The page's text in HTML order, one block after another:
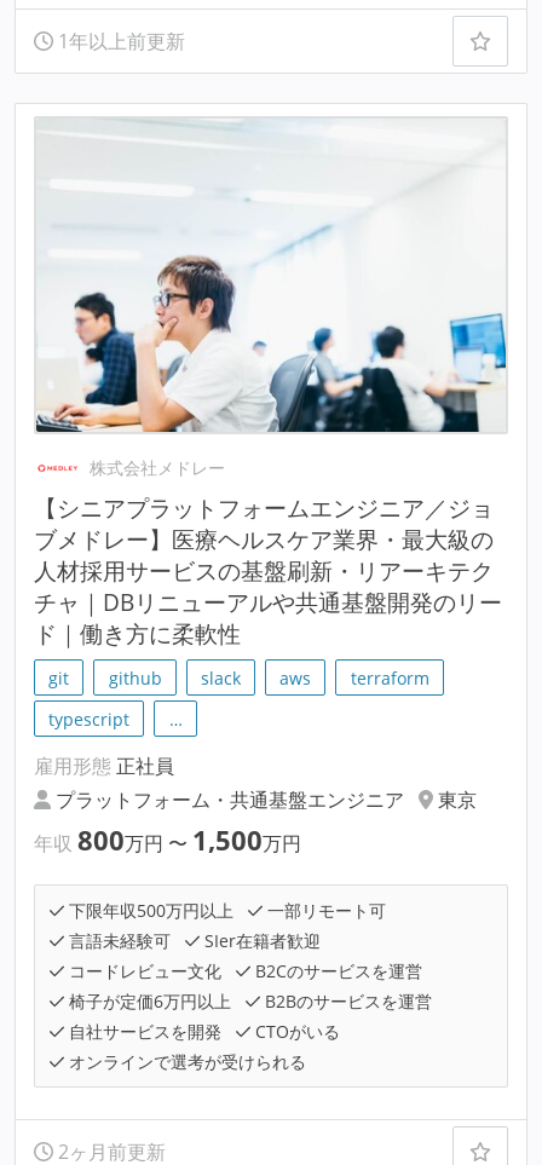
1年以上前更新
株式会社メドレー
【シニアプラットフォームエンジニア／ジョ
ブメドレー】医療ヘルスケア業界・最大級の
人材採用サービスの基盤刷新・リアーキテク
チャ｜DBリニューアルや共通基盤開発のリー
ド｜働き方に柔軟性
git github slack aws
terraform
typescript
…
雇用形態 正社員
プラットフォーム・共通基盤エンジニア
東京
年収 800万円 〜 1,500万円
下限年収500万円以上
一部リモート可
言語未経験可
SIer在籍者歓迎
コードレビュー文化
B2Cのサービスを運営
椅子が定価6万円以上
B2Bのサービスを運営
自社サービスを開発
CTOがいる
オンラインで選考が受けられる
2ヶ月前更新